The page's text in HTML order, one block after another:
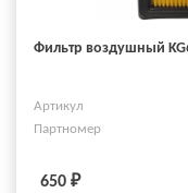
Фильтр воздушный
Артикул
Партномер
650 ₽